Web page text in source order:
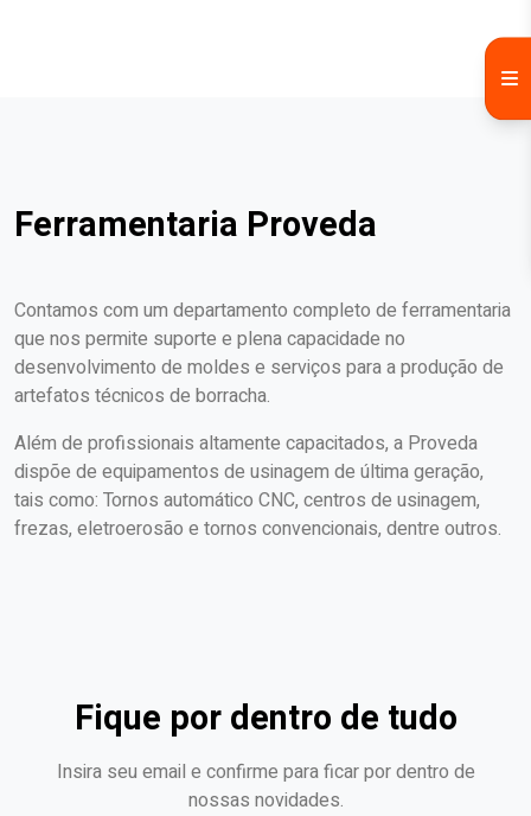
Ferramentaria Proveda
Contamos com um departamento completo de ferramentaria
que nos permite suporte e plena capacidade no
desenvolvimento de moldes e serviços para a produção de
artefatos técnicos de borracha.
Além de profissionais altamente capacitados, a Proveda
dispõe de equipamentos de usinagem de última geração,
tais como: Tornos automático CNC, centros de usinagem,
frezas, eletroerosão e tornos convencionais, dentre outros.
Fique por dentro de tudo
Insira seu email e confirme para ficar por dentro de
nossas novidades.